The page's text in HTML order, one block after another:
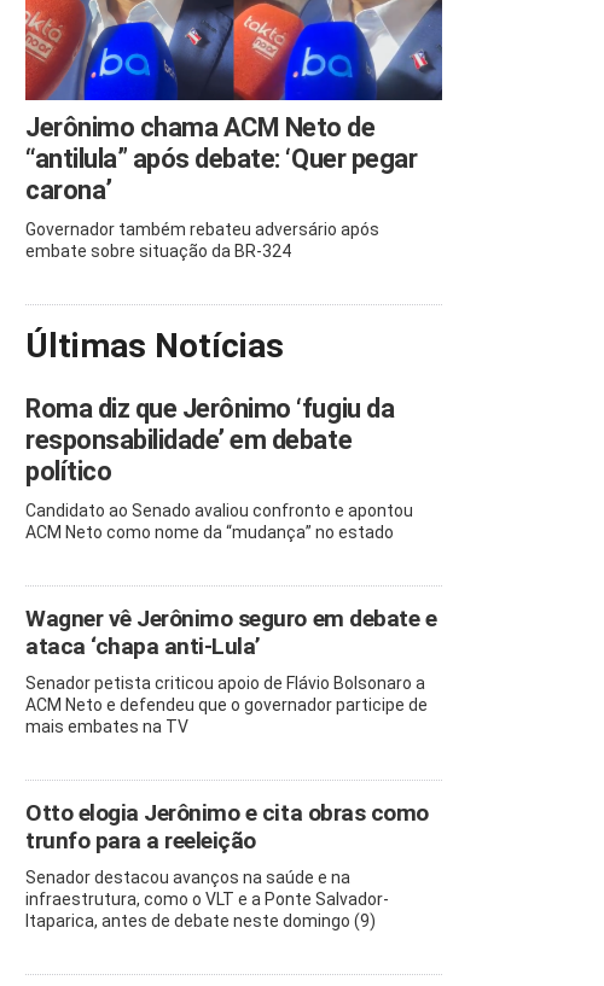
Jerônimo chama ACM Neto de
“antilula” após debate: ‘Quer pegar
carona’
Governador também rebateu adversário após
embate sobre situação da BR-324
Últimas Notícias
Roma diz que Jerônimo ‘fugiu da
responsabilidade’ em debate
político
Candidato ao Senado avaliou confronto e apontou
ACM Neto como nome da “mudança” no estado
Wagner vê Jerônimo seguro em debate e
ataca ‘chapa anti-Lula’
Senador petista criticou apoio de Flávio Bolsonaro a
ACM Neto e defendeu que o governador participe de
mais embates na TV
Otto elogia Jerônimo e cita obras como
trunfo para a reeleição
Senador destacou avanços na saúde e na
infraestrutura, como o VLT e a Ponte Salvador-
Itaparica, antes de debate neste domingo (9)